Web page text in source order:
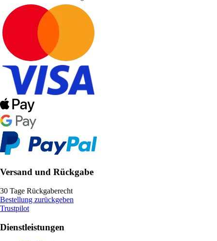
Versand und Rückgabe
30 Tage Rückgaberecht
Bestellung zurückgeben
Trustpilot
Dienstleistungen